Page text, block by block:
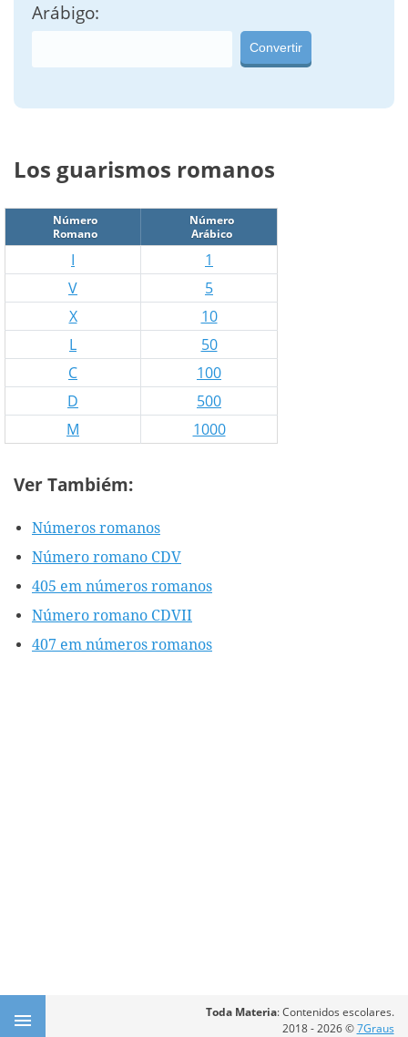
Arábigo:
Convertir
Los guarismos romanos
Número
Romano
Número
Arábico
I
1
V
5
X
10
L
50
C
100
D
500
M
1000
Ver Tambiém:
Números romanos
Número romano CDV
405 em números romanos
Número romano CDVII
407 em números romanos
Toda Materia: Contenidos escolares.
2018 - 2026 ©7Graus